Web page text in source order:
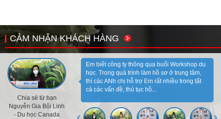
CẢM NHẬN KHÁCH HÀNG
Chia sẻ từ bạn
Nguyễn Gia Bội Linh
- Du học Canada
Em biết công ty thông qua buổi Workshop du
học. Trong quá trình làm hồ sơ ở trung tâm,
thì các ANh chị hỗ trợ Em rất nhiều trong tất
cả các vấn đề, thủ tục hồ...